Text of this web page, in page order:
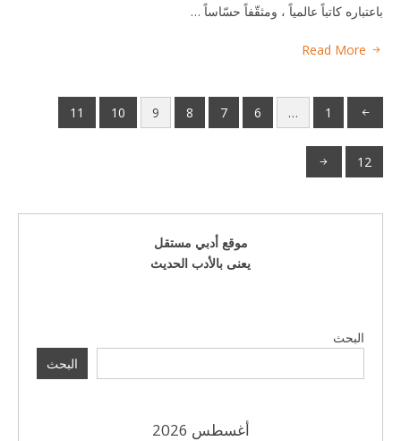
باعتباره كاتباً عالمياً ، ومثقّفاً حسّاساً …
Read More
1
…
6
7
8
9
10
11
12
موقع أدبي مستقل
يعنى بالأدب الحديث
البحث
البحث
أغسطس 2026